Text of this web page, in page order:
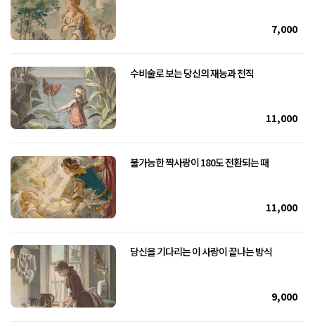
7,000
수비술로 보는 당신의 재능과 천직
11,000
불가능한 짝사랑이 180도 전환되는 때
11,000
당신을 기다리는 이 사랑이 끝나는 방식
9,000